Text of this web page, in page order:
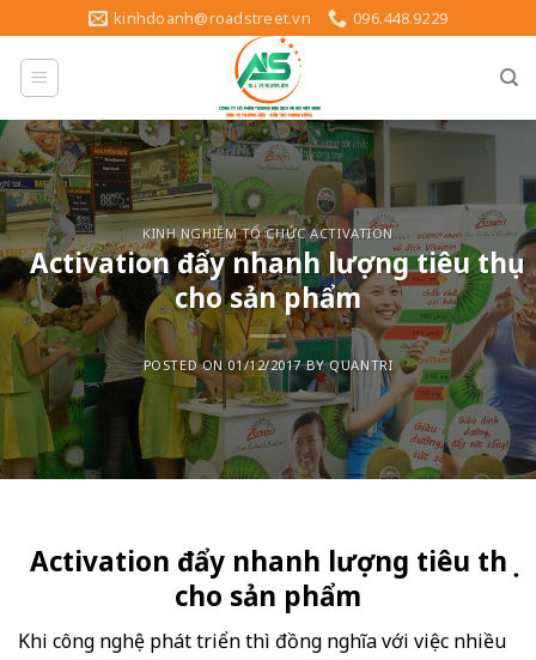
to
content
kinhdoanh@roadstreet.vn 096.448.9229
KINH NGHIỆM TỔ CHỨC ACTIVATION
Activation đẩy nhanh lượng tiêu thụ
cho sản phẩm
POSTED ON01/12/2017BYQUANTRI
Activation đẩy nhanh lượng tiêu thụ
cho sản phẩm
Khi công nghệ phát triển thì đồng nghĩa với việc nhiều